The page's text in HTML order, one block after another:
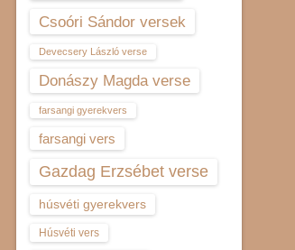
Csoóri Sándor versek
Devecsery László verse
Donászy Magda verse
farsangi gyerekvers
farsangi vers
Gazdag Erzsébet verse
húsvéti gyerekvers
Húsvéti vers